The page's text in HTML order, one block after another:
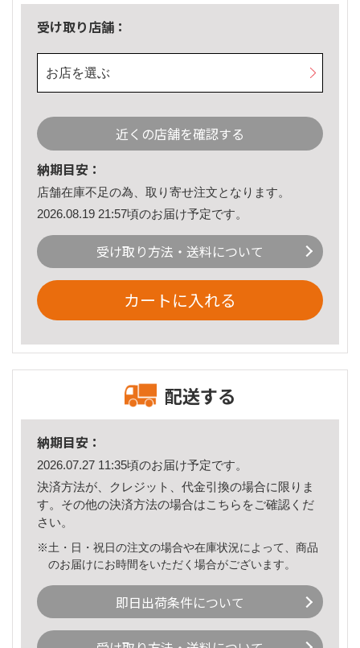
受け取り店舗：
お店を選ぶ
近くの店舗を確認する
納期目安：
店舗在庫不足の為、取り寄せ注文となります。
2026.08.19 21:57頃のお届け予定です。
受け取り方法・送料について
カートに入れる
配送する
納期目安：
2026.07.27 11:35頃のお届け予定です。
決済方法が、クレジット、代金引換の場合に限りま
す。その他の決済方法の場合はこちら をご確認くだ
さい。
※土・日・祝日の注文の場合や在庫状況によって、商品
のお届けにお時間をいただく場合がございます。
即日出荷条件について